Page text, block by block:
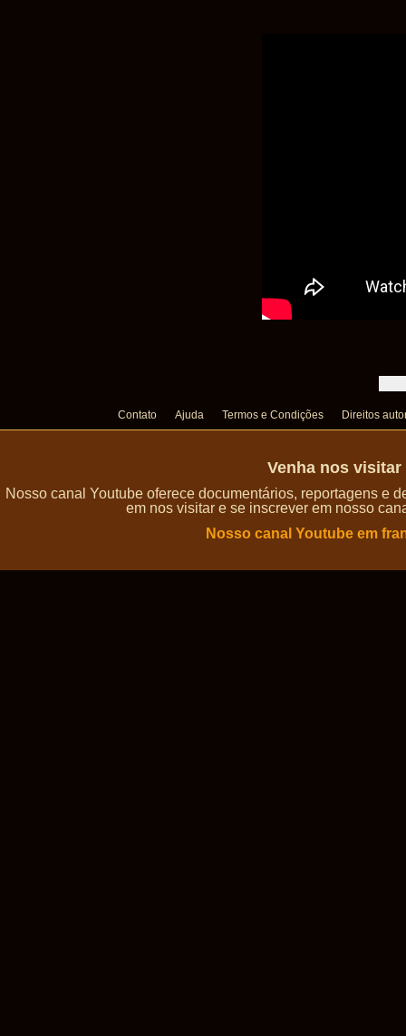
Contato Ajuda Termos e Condições Direitos
Venha nos
Nosso canal Youtube oferece documentários, reportagens e
em nos visitar e se inscrever em nosso
Nosso canal Youtube em